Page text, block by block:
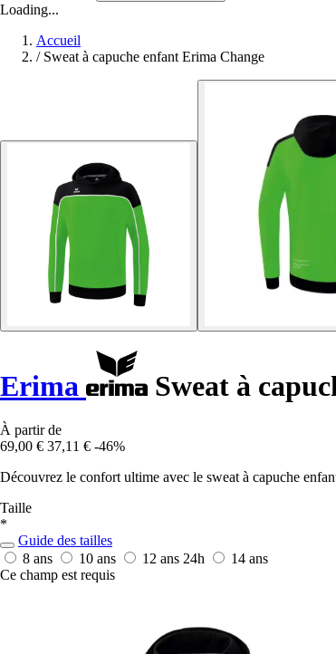
Loading...
Accueil
/ Sweat à capuche enfant Erima Change
Erima Sweat à
À partir de
69,00 € 37,11 € -46%
Découvrez le confort ultime avec le sweat à capuche
Taille
*
Guide des tailles
8 ans
10 ans 12 ans 24h
14 ans
Ce champ est requis